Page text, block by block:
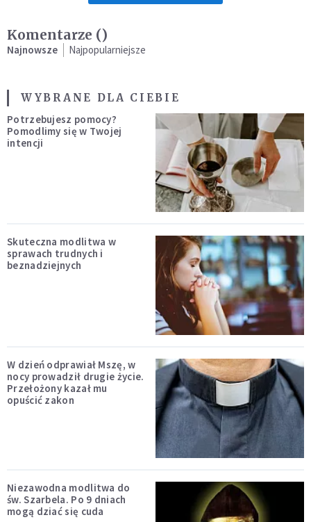
Komentarze ()
Najnowsze Najpopularniejsze
WYBRANE DLA CIEBIE
Potrzebujesz pomocy?
Pomodlimy się w Twojej
intencji
Skuteczna modlitwa w
sprawach trudnych i
beznadziejnych
W dzień odprawiał Mszę, w
nocy prowadził drugie życie.
Przełożony kazał mu
opuścić zakon
Niezawodna modlitwa do
św. Szarbela. Po 9 dniach
mogą dziać się cuda